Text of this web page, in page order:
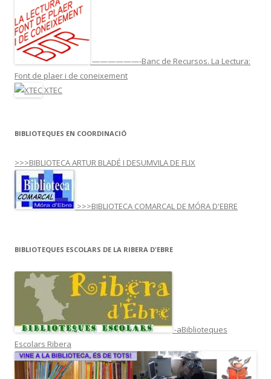
——————-Banc de Recursos. La Lectura:
Font de plaer i de coneixement
XTEC
BIBLIOTEQUES EN COORDINACIÓ
>>>BIBLIOTECA ARTUR BLADÉ I DESUMVILA DE FLIX
>>>BIBLIOTECA COMARCAL DE MÓRA D'EBRE
BIBLIOTEQUES ESCOLARS DE LA RIBERA D'EBRE
-aBiblioteques
Escolars Ribera